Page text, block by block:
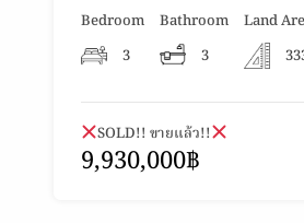
Bedroom
3
Bathroom
3
Land
SOLD!! ขายแล้ว!!
9,930,000฿